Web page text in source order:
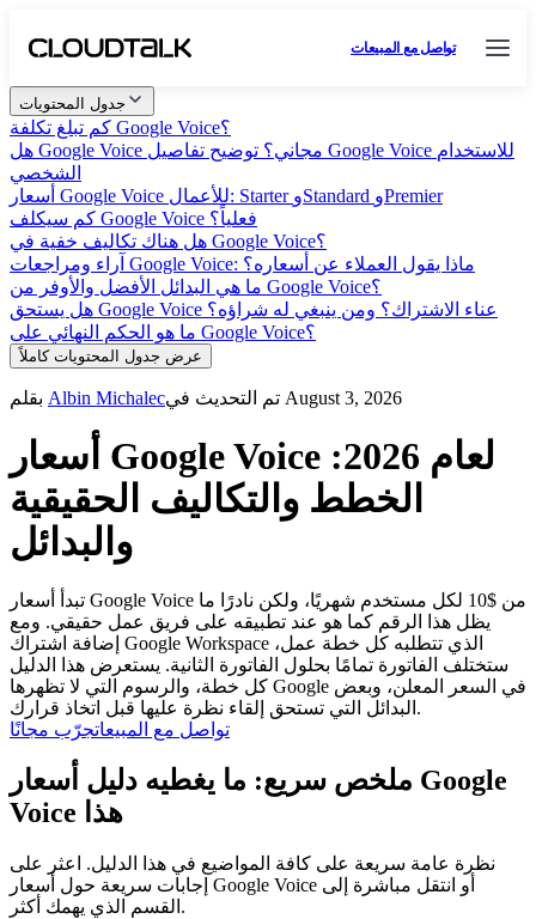
تواصل مع المبيعات
جدول المحتويات
كم تبلغ تكلفة Google Voice؟
هل Google Voice مجاني؟ توضيح تفاصيل Google Voice للاستخدام
الشخصي
أسعار Google Voice للأعمال: Starter وStandard وPremier
كم سيكلف Google Voice فعلياً؟
هل هناك تكاليف خفية في Google Voice؟
آراء ومراجعات Google Voice: ماذا يقول العملاء عن أسعاره؟
ما هي البدائل الأفضل والأوفر من Google Voice؟
هل يستحق Google Voice عناء الاشتراك؟ ومن ينبغي له شراؤه؟
ما هو الحكم النهائي على Google Voice؟
عرض جدول المحتويات كاملاً
Albin Michalec تم التحديث في August 3, 2026
أسعار Google Voice لعام 2026:
الخطط والتكاليف الحقيقية
والبدائل
تبدأ أسعار Google Voice من $10 لكل مستخدم شهريًا، ولكن نادرًا ما
يظل هذا الرقم كما هو عند تطبيقه على فريق عمل حقيقي. ومع
إضافة اشتراك Google Workspace الذي تتطلبه كل خطة عمل،
ستختلف الفاتورة تمامًا بحلول الفاتورة الثانية. يستعرض هذا الدليل
كل خطة، والرسوم التي لا تظهرها Google في السعر المعلن، وبعض
البدائل التي تستحق إلقاء نظرة عليها قبل اتخاذ قرارك.
تواصل مع المبيعاتجرّب مجانًا
ملخص سريع: ما يغطيه دليل أسعار Google
Voice هذا
نظرة عامة سريعة على كافة المواضيع في هذا الدليل. اعثر على
إجابات سريعة حول أسعار Google Voice أو انتقل مباشرة إلى
القسم الذي يهمك أكثر.